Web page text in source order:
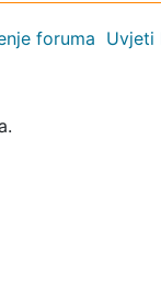
foruma Uvjeti